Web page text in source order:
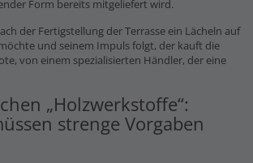
Form bereits mitgeliefert wird.
der Fertigstellung der Terrasse ein Lächeln auf
und seinem Impuls folgt, der kauft die
von einem spezialisierten Händler, der eine
„Holzwerkstoffe“:
strenge Vorgaben